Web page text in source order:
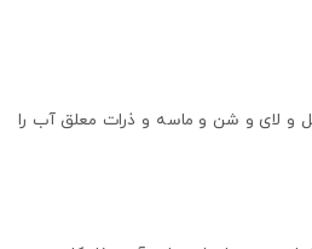
5 میکرون، گل و لای و شن و ماسه و ذرات معلق آب را